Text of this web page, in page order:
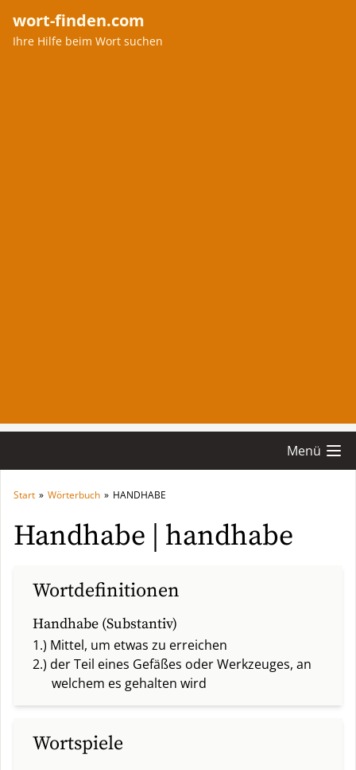
wort-finden.com
Ihre Hilfe beim Wort suchen
Menü
Start » Wörterbuch » HANDHABE
Handhabe | handhabe
Wortdefinitionen
Handhabe (Substantiv)
1.) Mittel, um etwas zu erreichen
2.) der Teil eines Gefäßes oder Werkzeuges, an
welchem es gehalten wird
Wortspiele